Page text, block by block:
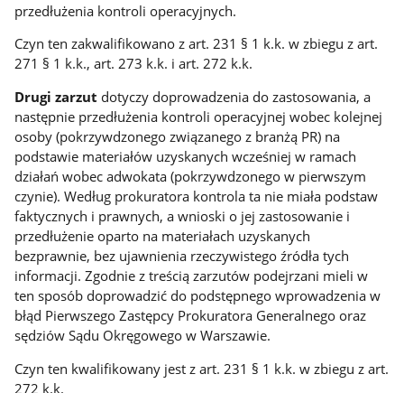
przedłużenia kontroli operacyjnych.
Czyn ten zakwalifikowano z art. 231 § 1 k.k. w zbiegu z art.
271 § 1 k.k., art. 273 k.k. i art. 272 k.k.
Drugi zarzut dotyczy doprowadzenia do zastosowania, a
następnie przedłużenia kontroli operacyjnej wobec kolejnej
osoby (pokrzywdzonego związanego z branżą PR) na
podstawie materiałów uzyskanych wcześniej w ramach
działań wobec adwokata (pokrzywdzonego w pierwszym
czynie). Według prokuratora kontrola ta nie miała podstaw
faktycznych i prawnych, a wnioski o jej zastosowanie i
przedłużenie oparto na materiałach uzyskanych
bezprawnie, bez ujawnienia rzeczywistego źródła tych
informacji. Zgodnie z treścią zarzutów podejrzani mieli w
ten sposób doprowadzić do podstępnego wprowadzenia w
błąd Pierwszego Zastępcy Prokuratora Generalnego oraz
sędziów Sądu Okręgowego w Warszawie.
Czyn ten kwalifikowany jest z art. 231 § 1 k.k. w zbiegu z art.
272 k.k.